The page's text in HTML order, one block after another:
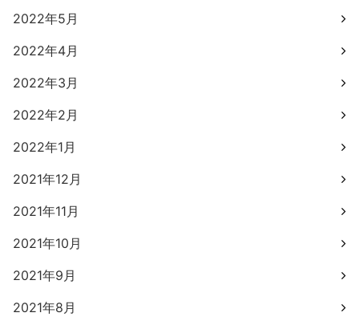
2022年5月
2022年4月
2022年3月
2022年2月
2022年1月
2021年12月
2021年11月
2021年10月
2021年9月
2021年8月